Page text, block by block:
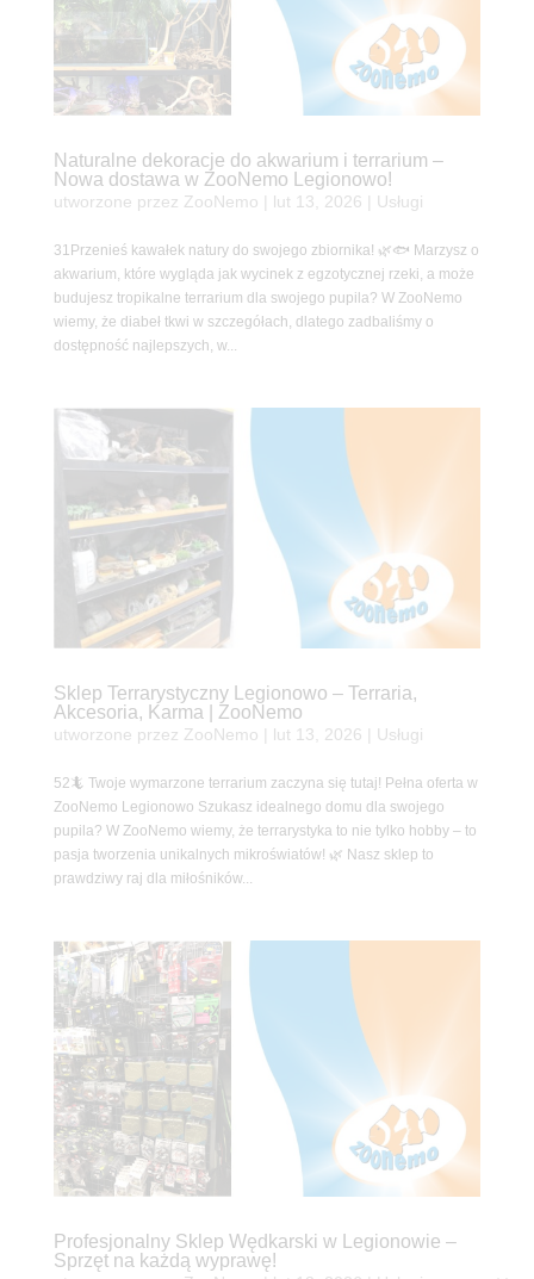
Naturalne dekoracje do akwarium i terrarium –
Nowa dostawa w ZooNemo Legionowo!
utworzone przez ZooNemo lut 13, 2026 Usługi
31Przenieś kawałek natury do swojego zbiornika! 🌿🐟 Marzysz o
akwarium, które wygląda jak wycinek z egzotycznej rzeki, a może
budujesz tropikalne terrarium dla swojego pupila? W ZooNemo
wiemy, że diabeł tkwi w szczegółach, dlatego zadbaliśmy o
dostępność najlepszych, w...
Sklep Terrarystyczny Legionowo – Terraria,
Akcesoria, Karma | ZooNemo
utworzone przez ZooNemo lut 13, 2026 Usługi
52🦎 Twoje wymarzone terrarium zaczyna się tutaj! Pełna oferta w
ZooNemo Legionowo Szukasz idealnego domu dla swojego
pupila? W ZooNemo wiemy, że terrarystyka to nie tylko hobby – to
pasja tworzenia unikalnych mikroświatów! 🌿 Nasz sklep to
prawdziwy raj dla miłośników...
Profesjonalny Sklep Wędkarski w Legionowie –
Sprzęt na każdą wyprawę!